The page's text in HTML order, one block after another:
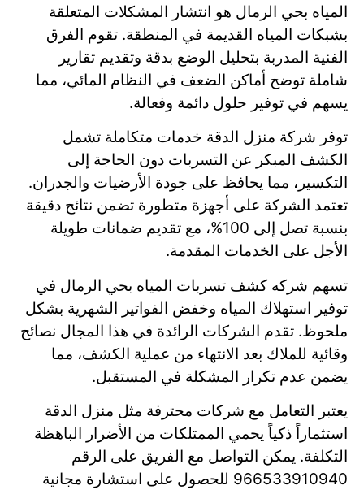
المياه بحي الرمال هو انتشار المشكلات المتعلقة
بشبكات المياه القديمة في المنطقة. تقوم الفرق
الفنية المدربة بتحليل الوضع بدقة وتقديم تقارير
شاملة توضح أماكن الضعف في النظام المائي، مما
يسهم في توفير حلول دائمة وفعالة.
توفر شركة منزل الدقة خدمات متكاملة تشمل
الكشف المبكر عن التسربات دون الحاجة إلى
التكسير، مما يحافظ على جودة الأرضيات والجدران.
تعتمد الشركة على أجهزة متطورة تضمن نتائج دقيقة
بنسبة تصل إلى 100%، مع تقديم ضمانات طويلة
الأجل على الخدمات المقدمة.
تسهم شركه كشف تسربات المياه بحي الرمال في
توفير استهلاك المياه وخفض الفواتير الشهرية بشكل
ملحوظ. تقدم الشركات الرائدة في هذا المجال نصائح
وقائية للملاك بعد الانتهاء من عملية الكشف، مما
يضمن عدم تكرار المشكلة في المستقبل.
يعتبر التعامل مع شركات محترفة مثل منزل الدقة
استثماراً ذكياً يحمي الممتلكات من الأضرار الباهظة
التكلفة. يمكن التواصل مع الفريق على الرقم
966533910940 للحصول على استشارة مجانية